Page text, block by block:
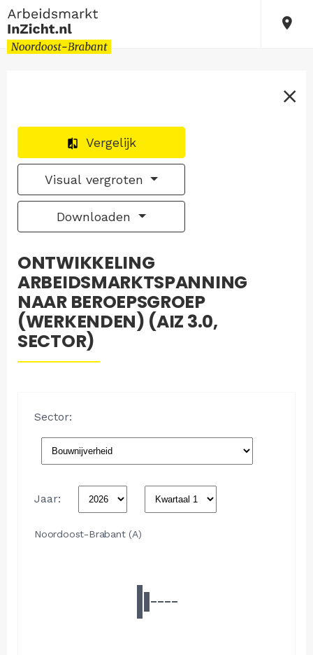
Vergelijk
Visual vergroten
Downloaden
ONTWIKKELING
ARBEIDSMARKTSPANNING
NAAR BEROEPSGROEP
(WERKENDEN) (AIZ 3.0,
SECTOR)